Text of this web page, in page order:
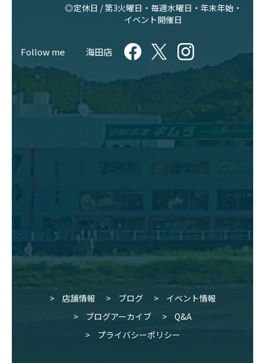
◎定休日 / 第3火曜日・毎週水曜日・年末年始・
イベント開催日
Follow me 海田店
店舗情報 ブログ
イベント情報
ブログアーカイブ
Q&A
プライバシーポリシー